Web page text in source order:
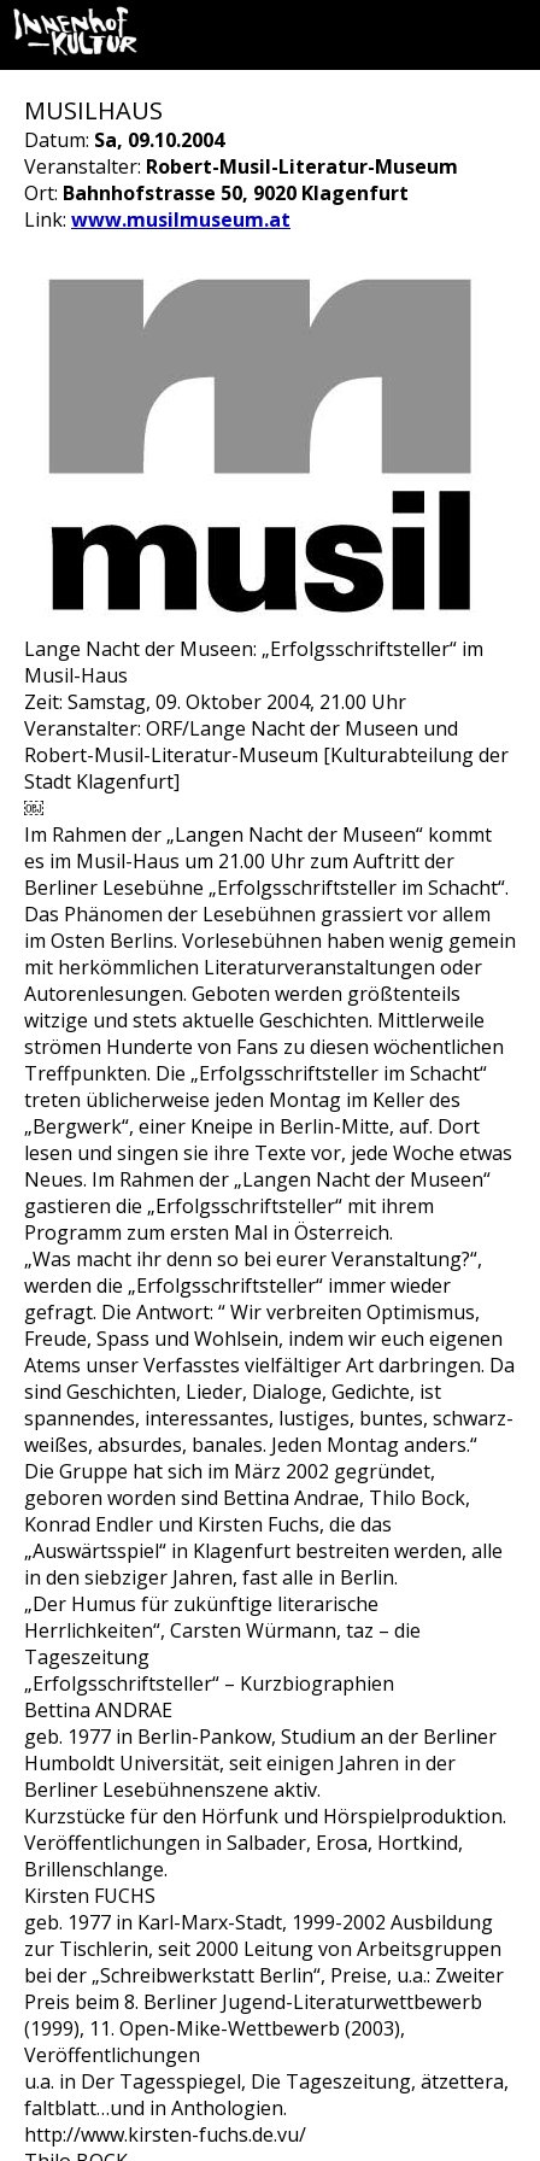
MUSILHAUS
Datum: Sa, 09.10.2004
Veranstalter: Robert-Musil-Literatur-Museum
Ort: Bahnhofstrasse 50, 9020 Klagenfurt
Link: www.musilmuseum.at
Lange Nacht der Museen: „Erfolgsschriftsteller“ im
Musil-Haus
Zeit: Samstag, 09. Oktober 2004, 21.00 Uhr
Veranstalter: ORF/Lange Nacht der Museen und
Robert-Musil-Literatur-Museum [Kulturabteilung der
Stadt Klagenfurt]
￼
Im Rahmen der „Langen Nacht der Museen“ kommt
es im Musil-Haus um 21.00 Uhr zum Auftritt der
Berliner Lesebühne „Erfolgsschriftsteller im Schacht“.
Das Phänomen der Lesebühnen grassiert vor allem
im Osten Berlins. Vorlesebühnen haben wenig gemein
mit herkömmlichen Literaturveranstaltungen oder
Autorenlesungen. Geboten werden größtenteils
witzige und stets aktuelle Geschichten. Mittlerweile
strömen Hunderte von Fans zu diesen wöchentlichen
Treffpunkten. Die „Erfolgsschriftsteller im Schacht“
treten üblicherweise jeden Montag im Keller des
„Bergwerk“, einer Kneipe in Berlin-Mitte, auf. Dort
lesen und singen sie ihre Texte vor, jede Woche etwas
Neues. Im Rahmen der „Langen Nacht der Museen“
gastieren die „Erfolgsschriftsteller“ mit ihrem
Programm zum ersten Mal in Österreich.
„Was macht ihr denn so bei eurer Veranstaltung?“,
werden die „Erfolgsschriftsteller“ immer wieder
gefragt. Die Antwort: “ Wir verbreiten Optimismus,
Freude, Spass und Wohlsein, indem wir euch eigenen
Atems unser Verfasstes vielfältiger Art darbringen. Da
sind Geschichten, Lieder, Dialoge, Gedichte, ist
spannendes, interessantes, lustiges, buntes, schwarz-
weißes, absurdes, banales. Jeden Montag anders.“
Die Gruppe hat sich im März 2002 gegründet,
geboren worden sind Bettina Andrae, Thilo Bock,
Konrad Endler und Kirsten Fuchs, die das
„Auswärtsspiel“ in Klagenfurt bestreiten werden, alle
in den siebziger Jahren, fast alle in Berlin.
„Der Humus für zukünftige literarische
Herrlichkeiten“, Carsten Würmann, taz – die
Tageszeitung
„Erfolgsschriftsteller“ – Kurzbiographien
Bettina ANDRAE
geb. 1977 in Berlin-Pankow, Studium an der Berliner
Humboldt Universität, seit einigen Jahren in der
Berliner Lesebühnenszene aktiv.
Kurzstücke für den Hörfunk und Hörspielproduktion.
Veröffentlichungen in Salbader, Erosa, Hortkind,
Brillenschlange.
Kirsten FUCHS
geb. 1977 in Karl-Marx-Stadt, 1999-2002 Ausbildung
zur Tischlerin, seit 2000 Leitung von Arbeitsgruppen
bei der „Schreibwerkstatt Berlin“, Preise, u.a.: Zweiter
Preis beim 8. Berliner Jugend-Literaturwettbewerb
(1999), 11. Open-Mike-Wettbewerb (2003),
Veröffentlichungen
u.a. in Der Tagesspiegel, Die Tageszeitung, ätzettera,
faltblatt…und in Anthologien.
http://www.kirsten-fuchs.de.vu/